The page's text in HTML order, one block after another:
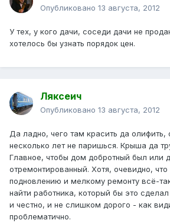
Опубликовано 13 августа, 2012
У тех, у кого дачи, соседи дачи не
хотелось бы узнать порядок цен.
Ляксеич
Опубликовано 13 августа, 2012
Да ладно, чего там красить да олифить,
несколько лет не паришься. Крыша да
Главное, чтобы дом добротный был или
отремонтированный. Хотя, очевидно, что
подновлению и мелкому ремонту всё-
найти работника, который бы это
и честно, и не слишком дорого - как
проблематично.